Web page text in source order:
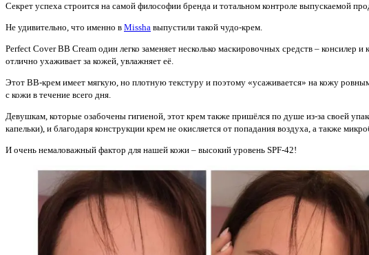
Секрет успеха строится на самой философии бренда и тотальном контроле выпускаемой
Не удивительно, что именно в Missha выпустили такой чудо-крем.
Perfect Cover BB Cream один легко заменяет несколько маскировочных средств –
отлично ухаживает за кожей, увлажняет её.
Этот ВВ-крем имеет мягкую, но плотную текстуру и поэтому «усаживается» на кожу
с кожи в течение всего дня.
Девушкам, которые озабочены гигиеной, этот крем также пришёлся по душе из-за своей
капельки), и благодаря конструкции крем не окисляется от попадания воздуха, а также
И очень немаловажный фактор для нашей кожи – высокий уровень SPF-42!